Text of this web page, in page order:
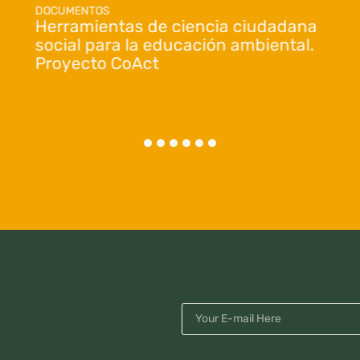
DOCUMENTOS
Herramientas de ciencia ciudadana
social para la educación ambiental.
Proyecto CoAct